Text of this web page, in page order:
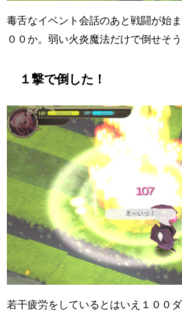
毒舌なイベント会話のあと戦闘が始
００か。弱い火炎魔法だけで倒せそう
１撃で倒した！
若干疲労をしているとはいえ１００